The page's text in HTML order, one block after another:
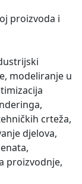
proizvoda i
modeliranje u
crteža,
djelova,
proizvodnje,